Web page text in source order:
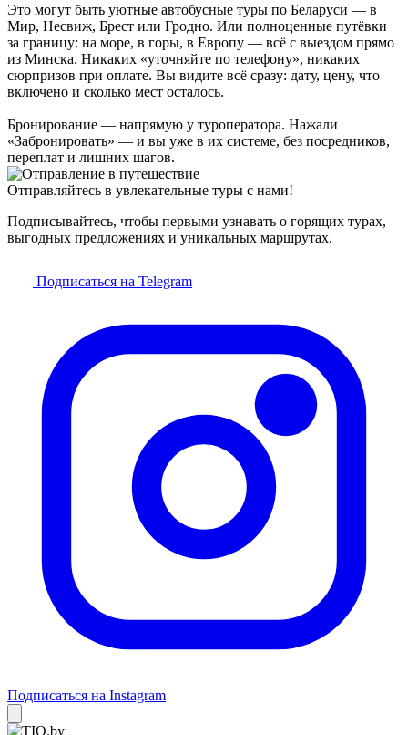
Это могут быть уютные автобусные туры по Беларуси — в
Мир, Несвиж, Брест или Гродно. Или полноценные путёвки
за границу: на море, в горы, в Европу — всё с выездом прямо
из Минска. Никаких «уточняйте по телефону», никаких
сюрпризов при оплате. Вы видите всё сразу: дату, цену, что
включено и сколько мест осталось.
Бронирование — напрямую у туроператора. Нажали
«Забронировать» — и вы уже в их системе, без посредников,
переплат и лишних шагов.
Отправляйтесь в увлекательные туры с нами!
Подписывайтесь, чтобы первыми узнавать о горящих турах,
выгодных предложениях и уникальных маршрутах.
Подписаться на Telegram
Подписаться на Instagram